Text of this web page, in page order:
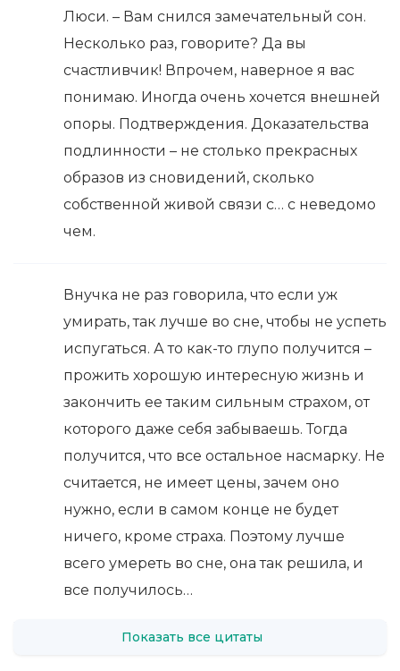
Люси. – Вам снился замечательный сон.
Несколько раз, говорите? Да вы
счастливчик! Впрочем, наверное я вас
понимаю. Иногда очень хочется внешней
опоры. Подтверждения. Доказательства
подлинности – не столько прекрасных
образов из сновидений, сколько
собственной живой связи с… с неведомо
чем.
Внучка не раз говорила, что если уж
умирать, так лучше во сне, чтобы не успеть
испугаться. А то как-то глупо получится –
прожить хорошую интересную жизнь и
закончить ее таким сильным страхом, от
которого даже себя забываешь. Тогда
получится, что все остальное насмарку. Не
считается, не имеет цены, зачем оно
нужно, если в самом конце не будет
ничего, кроме страха. Поэтому лучше
всего умереть во сне, она так решила, и
все получилось…
Показать все цитаты